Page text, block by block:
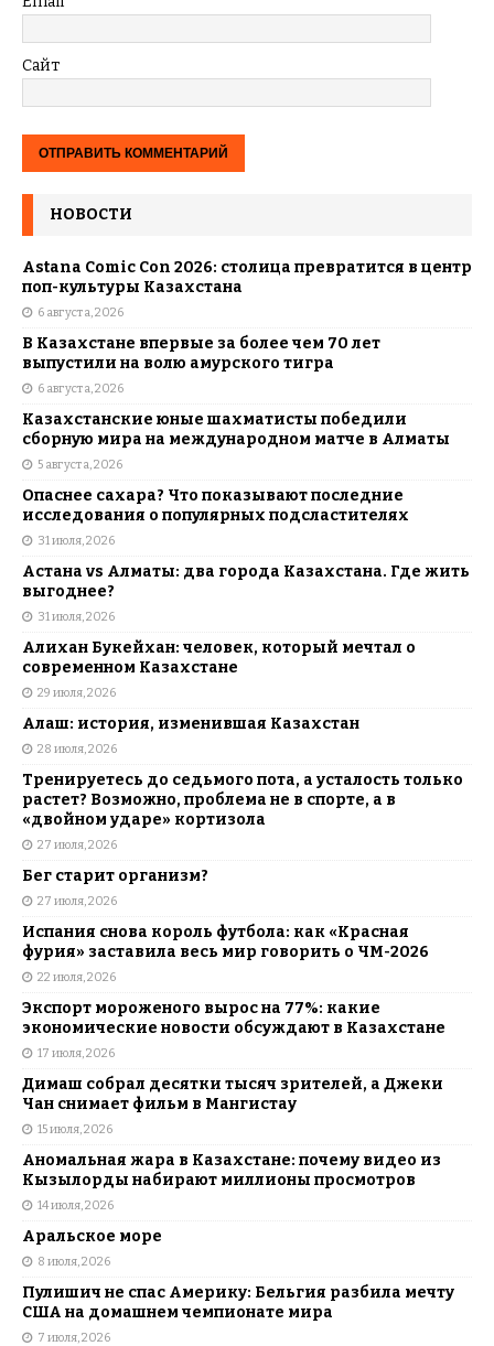
Сайт
НОВОСТИ
Astana Comic Con 2026: столица превратится в центр
поп-культуры Казахстана
6 августа, 2026
В Казахстане впервые за более чем 70 лет
выпустили на волю амурского тигра
6 августа, 2026
Казахстанские юные шахматисты победили
сборную мира на международном матче в Алматы
5 августа, 2026
Опаснее сахара? Что показывают последние
исследования о популярных подсластителях
31 июля, 2026
Астана vs Алматы: два города Казахстана. Где жить
выгоднее?
31 июля, 2026
Алихан Букейхан: человек, который мечтал о
современном Казахстане
29 июля, 2026
Алаш: история, изменившая Казахстан
28 июля, 2026
Тренируетесь до седьмого пота, а усталость только
растет? Возможно, проблема не в спорте, а в
«двойном ударе» кортизола
27 июля, 2026
Бег старит организм?
27 июля, 2026
Испания снова король футбола: как «Красная
фурия» заставила весь мир говорить о ЧМ-2026
22 июля, 2026
Экспорт мороженого вырос на 77%: какие
экономические новости обсуждают в Казахстане
17 июля, 2026
Димаш собрал десятки тысяч зрителей, а Джеки
Чан снимает фильм в Мангистау
15 июля, 2026
Аномальная жара в Казахстане: почему видео из
Кызылорды набирают миллионы просмотров
14 июля, 2026
Аральское море
8 июля, 2026
Пулишич не спас Америку: Бельгия разбила мечту
США на домашнем чемпионате мира
7 июля, 2026